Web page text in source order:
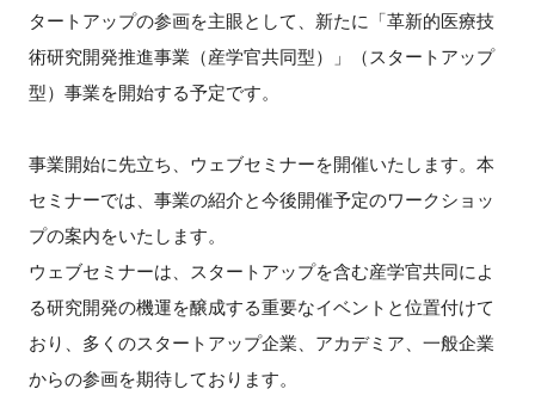
特別会員
施設・アクセス
FAQ
イベントお知らせメール登録
タートアップの参画を主眼として、新たに「革新的医療技
術研究開発推進事業（産学官共同型）」（スタートアップ
型）事業を開始する予定です。
事業開始に先立ち、ウェブセミナーを開催いたします。本
セミナーでは、事業の紹介と今後開催予定のワークショッ
プの案内をいたします。
ウェブセミナーは、スタートアップを含む産学官共同によ
る研究開発の機運を醸成する重要なイベントと位置付けて
おり、多くのスタートアップ企業、アカデミア、一般企業
からの参画を期待しております。